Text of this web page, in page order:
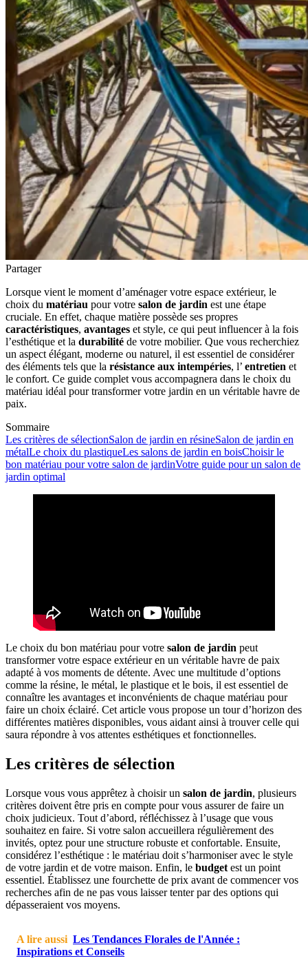
Partager
Lorsque vient le moment d’aménager votre espace extérieur, le
choix du matériau pour votre salon de jardin est une étape
cruciale. En effet, chaque matière possède ses propres
caractéristiques, avantages et style, ce qui peut influencer à la fois
l’esthétique et la durabilité de votre mobilier. Que vous recherchiez
un aspect élégant, moderne ou naturel, il est essentiel de considérer
des éléments tels que la résistance aux intempéries, l’ entretien et
le confort. Ce guide complet vous accompagnera dans le choix du
matériau idéal pour transformer votre jardin en un véritable havre de
paix.
Sommaire
Les critères de sélectionSalon de jardin en résineSalon de jardin en
métalLe choix du plastiqueLes salons de jardin en boisChoisir le
bon matériau pour votre salon de jardinVotre guide pour un salon de
jardin optimal
Le choix du bon matériau pour votre salon de jardin peut
transformer votre espace extérieur en un véritable havre de paix
adapté à vos moments de détente. Avec une multitude d’options
comme la résine, le métal, le plastique et le bois, il est essentiel de
connaître les avantages et inconvénients de chaque matériau pour
faire un choix éclairé. Cet article vous propose un tour d’horizon des
différentes matières disponibles, vous aidant ainsi à trouver celle qui
saura répondre à vos attentes esthétiques et fonctionnelles.
Les critères de sélection
Lorsque vous vous apprêtez à choisir un salon de jardin, plusieurs
critères doivent être pris en compte pour vous assurer de faire un
choix judicieux. Tout d’abord, réfléchissez à l’usage que vous
souhaitez en faire. Si votre salon accueillera régulièrement des
invités, optez pour une structure robuste et confortable. Ensuite,
considérez l’esthétique : le matériau doit s’harmoniser avec le style
de votre jardin et de votre maison. Enfin, le budget est un point
essentiel. Établissez une fourchette de prix avant de commencer vos
recherches afin de ne pas vous laisser tenter par des options qui
dépasseraient vos moyens.
A lire aussi Les Tendances Florales de l'Année :
Inspirations et Conseils